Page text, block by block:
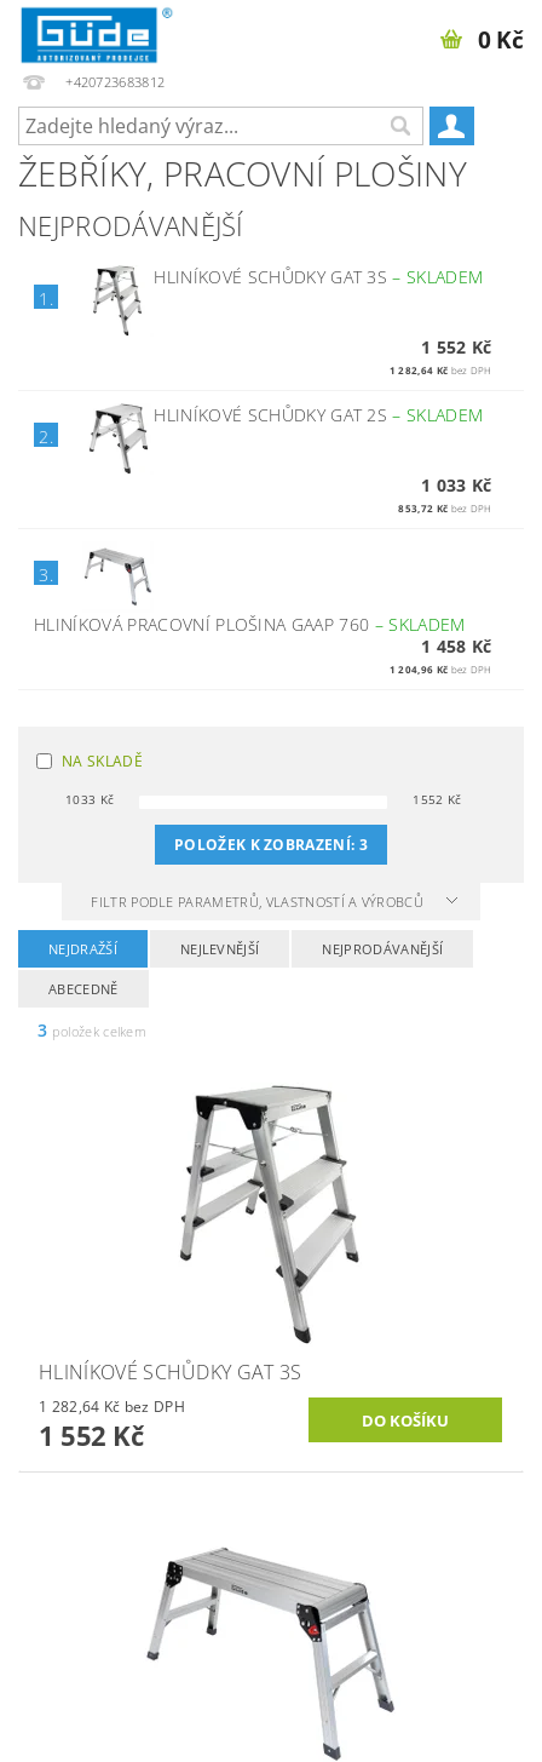
+420723683812
0 Kč
ŽEBŘÍKY, PRACOVNÍ PLOŠINY
NEJPRODÁVANĚJŠÍ
1.
HLINÍKOVÉ SCHŮDKY GAT 3S–SKLADEM
1 552 Kč
1 282,64 Kč bez DPH
2.
HLINÍKOVÉ SCHŮDKY GAT 2S–SKLADEM
1 033 Kč
853,72 Kč bez DPH
3.
HLINÍKOVÁ PRACOVNÍ PLOŠINA GAAP 760 –SKLADEM
1 458 Kč
1 204,96 Kč bez DPH
NA SKLADĚ
1033 Kč 1552 Kč
POLOŽEK K ZOBRAZENÍ: 3
FILTR PODLE PARAMETRŮ, VLASTNOSTÍ A VÝROBCŮ
NEJDRAŽŠÍ NEJLEVNĚJŠÍ NEJPRODÁVANĚJŠÍ
ABECEDNĚ
3 položek celkem
HLINÍKOVÉ SCHŮDKY GAT 3S
1 282,64 Kč bez DPH
1 552 Kč